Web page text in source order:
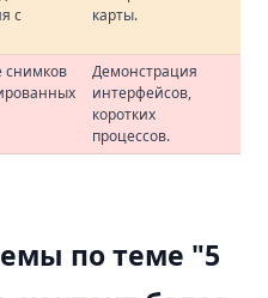
с
карты.
снимков
Демонстрация
интерфейсов,
коротких
процессов.
по теме "5